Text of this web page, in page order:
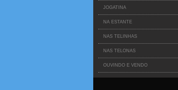
JOGATINA
NA ESTANTE
NAS TELINHAS
NAS TELONAS
OUVINDO E VENDO